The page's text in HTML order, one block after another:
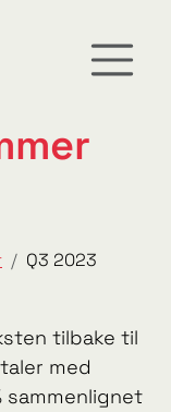
Q3 2023
tilbake til
med
sammenlignet